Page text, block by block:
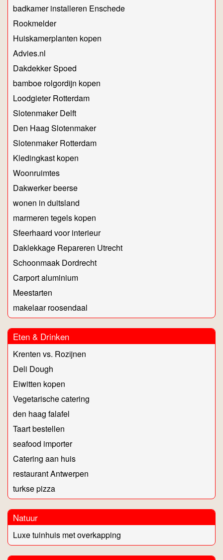
badkamer installeren Enschede
Rookmelder
Huiskamerplanten kopen
Advies.nl
Dakdekker Spoed
bamboe rolgordijn kopen
Loodgieter Rotterdam
Slotenmaker Delft
Den Haag Slotenmaker
Slotenmaker Rotterdam
Kledingkast kopen
Woonruimtes
Dakwerker beerse
wonen in duitsland
marmeren tegels kopen
Sfeerhaard voor interieur
Daklekkage Repareren Utrecht
Schoonmaak Dordrecht
Carport aluminium
Meestarten
makelaar roosendaal
Eten & Drinken
Krenten vs. Rozijnen
Deli Dough
Eiwitten kopen
Vegetarische catering
den haag falafel
Taart bestellen
seafood importer
Catering aan huis
restaurant Antwerpen
turkse pizza
Natuur
Luxe tuinhuis met overkapping